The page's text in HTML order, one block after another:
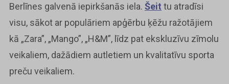
Berlīnes galvenā iepirkšanās iela. Šeit tu atradīsi
visu, sākot ar populāriem apģērbu ķēžu ražotājiem
kā „Zara”, „Mango”, „H&M”, līdz pat ekskluzīvu zīmolu
veikaliem, dažādiem autletiem un kvalitatīvu sporta
preču veikaliem.